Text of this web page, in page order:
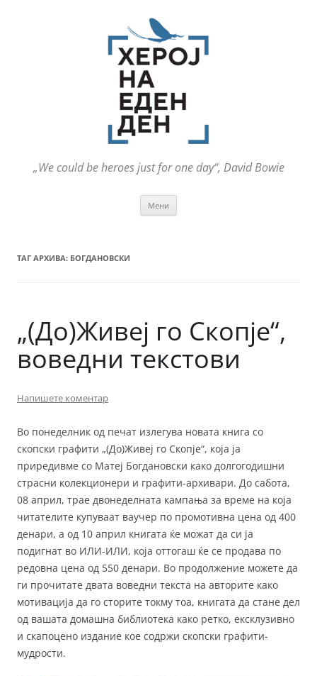
„We could be heroes just for one day“, David Bowie
Мени
ТАГ АРХИВА: БОГДАНОВСКИ
„(До)Живеј го Скопје“,
воведни текстови
Напишете коментар
Во понеделник од печат излегува новата книга со
скопски графити „(До)Живеј го Скопје“, која ја
приредивме со Матеј Богдановски како долгогодишни
страсни колекционери и графити-архивари. До сабота,
08 април, трае двонеделната кампања за време на која
читателите купуваат ваучер по промотивна цена од 400
денари, а од 10 април книгата ќе можат да си ја
подигнат во ИЛИ-ИЛИ, која оттогаш ќе се продава по
редовна цена од 550 денари. Во продолжение можете да
ги прочитате двата воведни текста на авторите како
мотивација да го сторите токму тоа, книгата да стане дел
од вашата домашна библиотека како ретко, ексклузивно
и скапоцено издание кое содржи скопски графити-
мудрости.